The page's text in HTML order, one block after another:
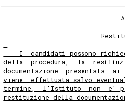
I  candidati possono
della  procedura,  la
documentazione  presentata
viene  effettuata salvo
termine,  l'Istituto  non  e'
restituzione della